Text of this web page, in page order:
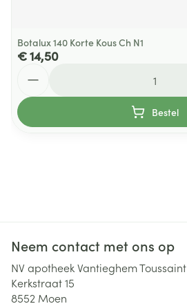
Botalux 140 Korte Kous Ch N1
€ 14,50
Bestel
Neem contact met ons op
NV apotheek Vantieghem Toussaint
Kerkstraat 15
8552 Moen